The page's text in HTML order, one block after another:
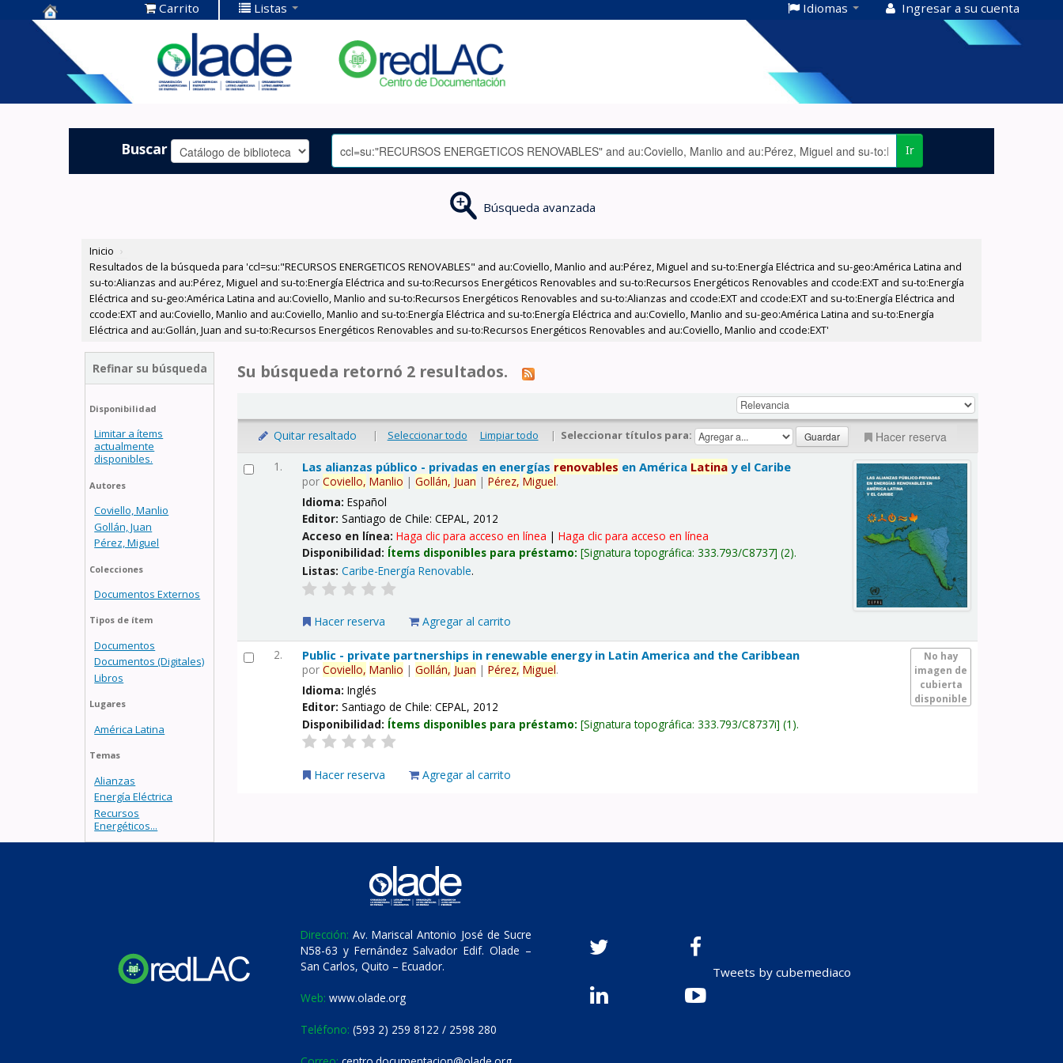
Centro de
Documentación
OLADE -
Carrito Listas Idiomas Ingresar a su cuenta
Buscar Ir
Búsqueda avanzada
Inicio ›
Resultados de la búsqueda para 'ccl=su:"RECURSOS ENERGETICOS RENOVABLES" and au:Coviello, Manlio and au:Pérez, Miguel and su-to:Energía Eléctrica and su-geo:América Latina and
su-to:Alianzas and au:Pérez, Miguel and su-to:Energía Eléctrica and su-to:Recursos Energéticos Renovables and su-to:Recursos Energéticos Renovables and ccode:EXT and su-to:Energía
Eléctrica and su-geo:América Latina and au:Coviello, Manlio and su-to:Recursos Energéticos Renovables and su-to:Alianzas and ccode:EXT and ccode:EXT and su-to:Energía Eléctrica and
ccode:EXT and au:Coviello, Manlio and au:Coviello, Manlio and su-to:Energía Eléctrica and su-to:Energía Eléctrica and au:Coviello, Manlio and su-geo:América Latina and su-to:Energía
Eléctrica and au:Gollán, Juan and su-to:Recursos Energéticos Renovables and su-to:Recursos Energéticos Renovables and au:Coviello, Manlio and ccode:EXT'
Refinar su búsqueda
Disponibilidad
Limitar a ítems
actualmente
disponibles.
Autores
Coviello, Manlio
Gollán, Juan
Pérez, Miguel
Colecciones
Documentos Externos
Tipos de ítem
Documentos
Documentos (Digitales)
Libros
Lugares
América Latina
Temas
Alianzas
Energía Eléctrica
Recursos
Energéticos...
Su búsqueda retornó 2 resultados.
Quitar resaltado | Seleccionar todo Limpiar todo | Seleccionar títulos para: Hacer reserva
1. Las alianzas público - privadas en energías renovables en América Latina y el Caribe
porCoviello, Manlio |Gollán, Juan |Pérez, Miguel.
Idioma:Español
Editor:Santiago de Chile: CEPAL, 2012
Acceso en línea:Haga clic para acceso en línea |Haga clic para acceso en línea
Disponibilidad: Ítems disponibles para préstamo: Signatura topográfica:333.793/C8737 (2).
Listas: Caribe-Energía Renovable.
Hacer reserva Agregar al carrito
2.
No hay
imagen de
cubierta
disponible
Public - private partnerships in renewable energy in Latin America and the Caribbean
porCoviello, Manlio |Gollán, Juan |Pérez, Miguel.
Idioma:Inglés
Editor:Santiago de Chile: CEPAL, 2012
Disponibilidad: Ítems disponibles para préstamo: Signatura topográfica:333.793/C8737i (1).
Hacer reserva Agregar al carrito
Dirección: Av. Mariscal Antonio José de Sucre
N58-63 y Fernández Salvador Edif. Olade –
San Carlos, Quito – Ecuador.
Web: www.olade.org
Teléfono: (593 2) 259 8122 / 2598 280
Tweets by cubemediaco